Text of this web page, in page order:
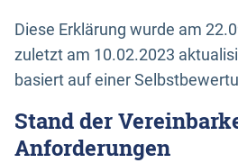
Diese Erklärung wurde am
zuletzt am 10.02.2023
basiert auf einer
Stand der
Anforderungen